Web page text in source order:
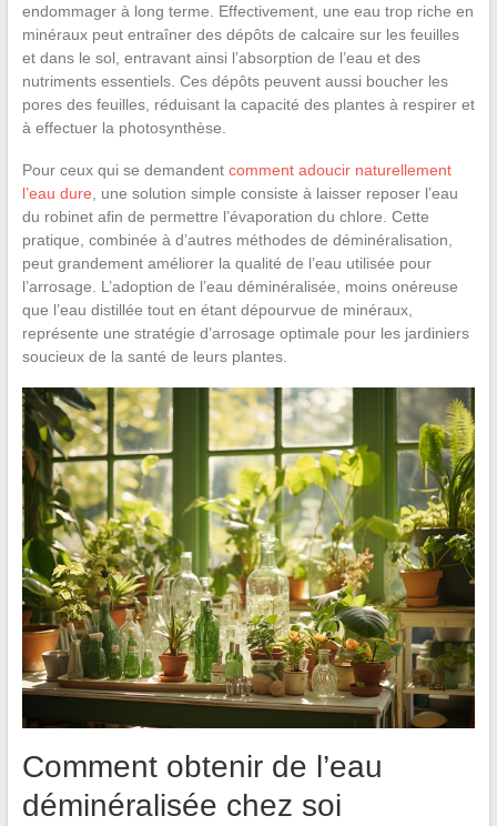
endommager à long terme. Effectivement, une eau trop riche en
minéraux peut entraîner des dépôts de calcaire sur les feuilles
et dans le sol, entravant ainsi l’absorption de l’eau et des
nutriments essentiels. Ces dépôts peuvent aussi boucher les
pores des feuilles, réduisant la capacité des plantes à respirer et
à effectuer la photosynthèse.
Pour ceux qui se demandent comment adoucir naturellement
l’eau dure , une solution simple consiste à laisser reposer l’eau
du robinet afin de permettre l’évaporation du chlore. Cette
pratique, combinée à d’autres méthodes de déminéralisation,
peut grandement améliorer la qualité de l’eau utilisée pour
l’arrosage. L’adoption de l’eau déminéralisée, moins onéreuse
que l’eau distillée tout en étant dépourvue de minéraux,
représente une stratégie d’arrosage optimale pour les jardiniers
soucieux de la santé de leurs plantes.
Comment obtenir de l’eau
déminéralisée chez soi